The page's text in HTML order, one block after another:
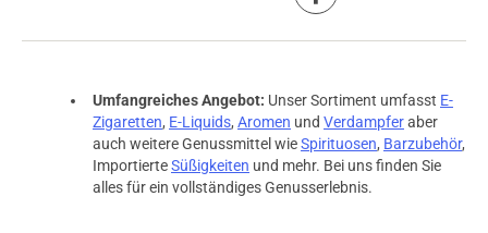
Umfangreiches Angebot: Unser Sortiment umfasst E-
Zigaretten, E-Liquids, Aromen und Verdampferaber
auch weitere Genussmittel wieSpirituosen, Barzubehör,
ImportierteSüßigkeiten und mehr. Bei uns finden Sie
alles für ein vollständiges Genusserlebnis.